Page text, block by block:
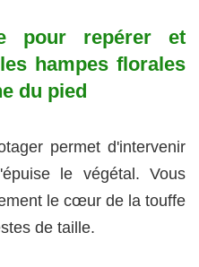
pour repérer et
hampes florales
du pied
permet d'intervenir
le végétal. Vous
le cœur de la touffe
de taille.